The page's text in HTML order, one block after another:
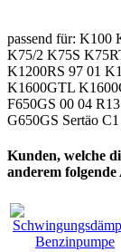
passend für:
K75/2 K75S
K1200RS 97 01
K1600GTL
F650GS 00 04
G650GS Sertäo
Kunden, welche
anderem